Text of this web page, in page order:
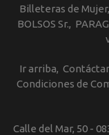
Billeteras de Mujer
BOLSOS Sr.
Ir arriba
Condiciones de
Calle del Mar, 50 -